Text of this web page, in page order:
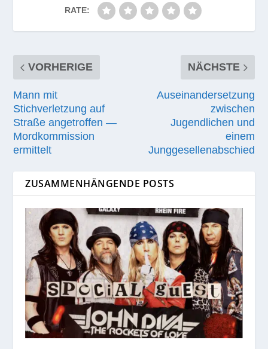
RATE:
VORHERIGE
Mann mit
Stichverletzung auf
Straße angetroffen —
Mordkommission
ermittelt
NÄCHSTE
Auseinandersetzung
zwischen
Jugendlichen und
einem
Junggesellenabschied
ZUSAMMENHÄNGENDE POSTS